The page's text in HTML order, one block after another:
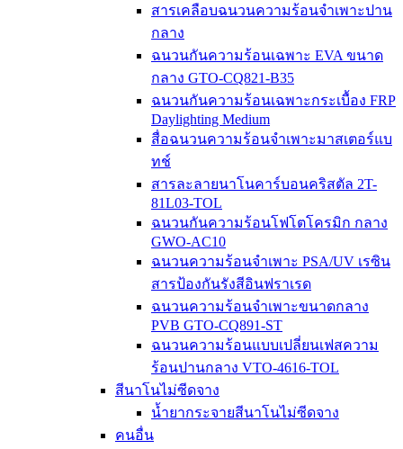
สารเคลือบฉนวนความร้อนจำเพาะปาน
กลาง
ฉนวนกันความร้อนเฉพาะ EVA ขนาด
กลาง GTO-CQ821-B35
ฉนวนกันความร้อนเฉพาะกระเบื้อง FRP
Daylighting Medium
สื่อฉนวนความร้อนจำเพาะมาสเตอร์แบ
ทช์
สารละลายนาโนคาร์บอนคริสตัล 2T-
81L03-TOL
ฉนวนกันความร้อนโฟโตโครมิก กลาง
GWO-AC10
ฉนวนความร้อนจำเพาะ PSA/UV เรซิน
สารป้องกันรังสีอินฟราเรด
ฉนวนความร้อนจำเพาะขนาดกลาง
PVB GTO-CQ891-ST
ฉนวนความร้อนแบบเปลี่ยนเฟสความ
ร้อนปานกลาง VTO-4616-TOL
สีนาโนไม่ซีดจาง
น้ำยากระจายสีนาโนไม่ซีดจาง
คนอื่น